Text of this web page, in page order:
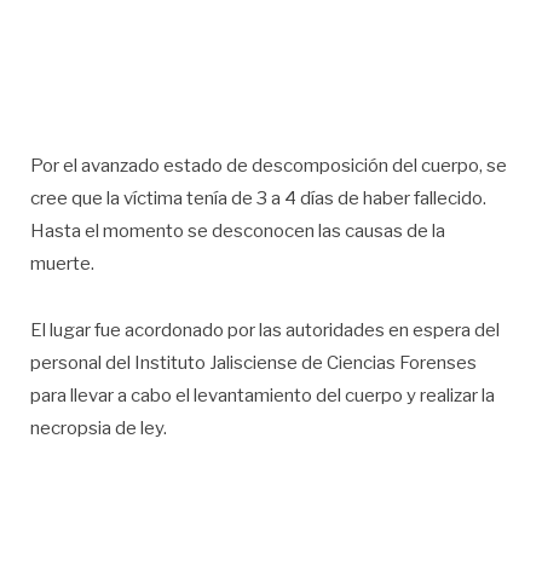
Por el avanzado estado de descomposición del cuerpo, se
cree que la víctima tenía de 3 a 4 días de haber fallecido.
Hasta el momento se desconocen las causas de la
muerte.
El lugar fue acordonado por las autoridades en espera del
personal del Instituto Jalisciense de Ciencias Forenses
para llevar a cabo el levantamiento del cuerpo y realizar la
necropsia de ley.